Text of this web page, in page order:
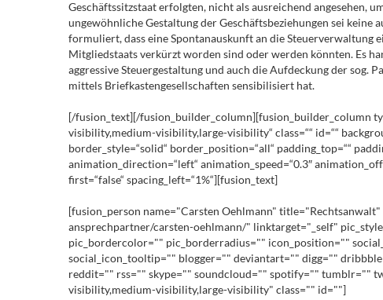
Geschäftssitzstaat erfolgten, nicht als ausreichend angesehen,
ungewöhnliche Gestaltung der Geschäftsbeziehungen sei
formuliert, dass eine Spontanauskunft an die Steuerverwaltung
Mitgliedstaats verkürzt worden sind oder werden könnten. Es
aggressive Steuergestaltung und auch die Aufdeckung der sog.
mittels Briefkastengesellschaften sensibilisiert hat.
[/fusion_text][/fusion_builder_column][fusion_builder_column
visibility,medium-visibility,large-visibility“ class=““ id=““
border_style=“solid“ border_position=“all“ padding_top=““
animation_direction=“left“ animation_speed=“0.3″
first=“false“ spacing_left=“1%“][fusion_text]
[fusion_person name="Carsten Oehlmann"
ansprechpartner/carsten-oehlmann/" linktarget="_self"
pic_bordercolor="" pic_borderradius="" icon_position=""
social_icon_tooltip="" blogger="" deviantart="" digg=""
reddit="" rss="" skype="" soundcloud="" spotify="" tumblr=""
visibility,medium-visibility,large-visibility" class="" id=""]